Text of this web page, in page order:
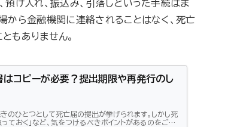
預け入れ、振込み、引落しといった手続はま
から金融機関に連絡されることはなく、死亡
もありません。
はコピーが必要？提出期限や再発行のし
のひとつとして死亡届の提出が挙げられます。しかし死
ておく」など、気をつけるべきポイントがあるのをご存